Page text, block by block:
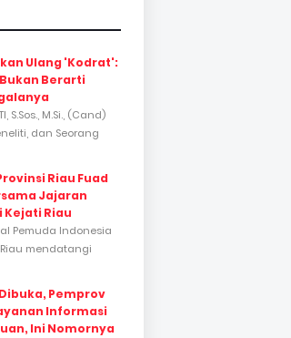
Ulang 'Kodrat':
Berarti
S.Sos., M.Si., (Cand)
dan Seorang
Riau Fuad
Jajaran
Riau
Pemuda Indonesia
Riau mendatangi
Dibuka, Pemprov
Informasi
Ini Nomornya